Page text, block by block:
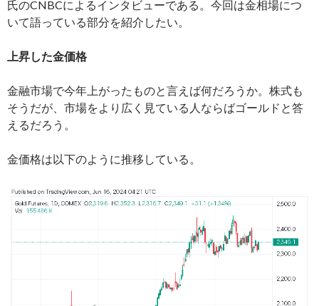
氏のCNBCによるインタビューである。今回は金相場につ
いて語っている部分を紹介したい。
上昇した金価格
金融市場で今年上がったものと言えば何だろうか。株式も
そうだが、市場をより広く見ている人ならばゴールドと答
えるだろう。
金価格は以下のように推移している。